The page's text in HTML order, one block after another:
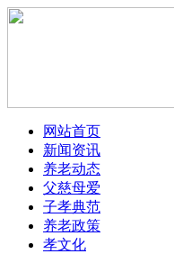
网站首页
新闻资讯
养老动态
父慈母爱
子孝典范
养老政策
孝文化